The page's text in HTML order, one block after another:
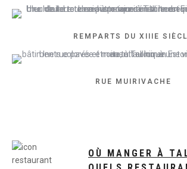
REMPARTS DU XIIIE
RUE MUIRIVACHE
OÙ MANGER À